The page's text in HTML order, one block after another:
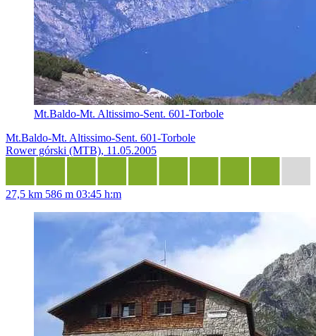
Mt.Baldo-Mt. Altissimo-Sent. 601-Torbole
Mt.Baldo-Mt. Altissimo-Sent. 601-Torbole
Rower górski (MTB), 11.05.2005
27,5 km 586 m 03:45 h:m